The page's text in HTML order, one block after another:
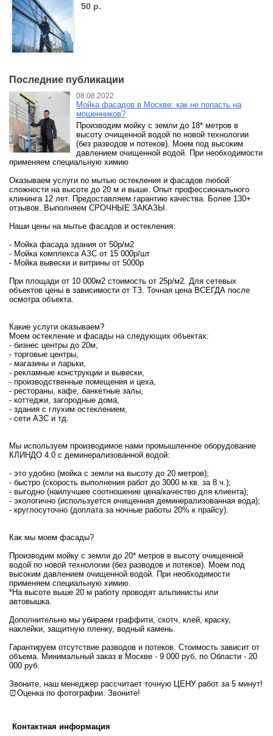
50 р.
Последние публикации
08.08.2022
Мойка фасадов в Москве: как не попасть на
мошенников?
Производим мойку с земли до 18* метров в
высоту очищенной водой по новой технологии
(без разводов и потеков). Моем под высоким
давлением очищенной водой. При необходимости
применяем специальную химию
Оказываем услуги по мытью остекления и фасадов любой
сложности на высоте до 20 м и выше. Опыт профессионального
клининга 12 лет. Предоставляем гарантию качества. Более 130+
отзывов. Выполняем СРОЧНЫЕ ЗАКАЗЫ.
Наши цены на мытье фасадов и остекления:
- Мойка фасада здания от 50р/м2
- Мойка комплекса АЗС от 15 000р/шт
- Мойка вывески и витрины от 5000р
При площади от 10 000м2 стоимость от 25р/м2. Для сетевых
объектов цены в зависимости от ТЗ. Точная цена ВСЕГДА после
осмотра объекта.
Какие услуги оказываем?
Моем остекление и фасады на следующих объектах:
- бизнес центры до 20м,
- торговые центры,
- магазины и ларьки,
- рекламные конструкции и вывески,
- производственные помещения и цеха,
- рестораны, кафе, банкетные залы,
- коттеджи, загородные дома,
- здания с глухим остеклением,
- сети АЗС и тд.
Мы используем производимое нами промышленное оборудование
КЛИНДО 4.0 с деминерализованной водой:
- это удобно (мойка с земли на высоту до 20 метров);
- быстро (скорость выполнения работ до 3000 м.кв. за 8 ч.);
- выгодно (наилучшее соотношение цена/качество для клиента);
- экологично (используется очищенная деминерализованная вода);
- круглосуточно (доплата за ночные работы 20% к прайсу).
Как мы моем фасады?
Производим мойку с земли до 20* метров в высоту очищенной
водой по новой технологии (без разводов и потеков). Моем под
высоким давлением очищенной водой. При необходимости
применяем специальную химию.
*На высоте выше 20 м работу проводят альпинисты или
автовышка.
Дополнительно мы убираем граффити, скотч, клей, краску,
наклейки, защитную пленку, водный камень.
Гарантируем отсутствие разводов и потеков. Стоимость зависит от
объема. Минимальный заказ в Москве - 9 000 руб, по Области - 20
000 руб.
Звоните, наш менеджер рассчитает точную ЦЕНУ работ за 5 минут!
⏰Оценка по фотографии. Звоните!
Контактная информация